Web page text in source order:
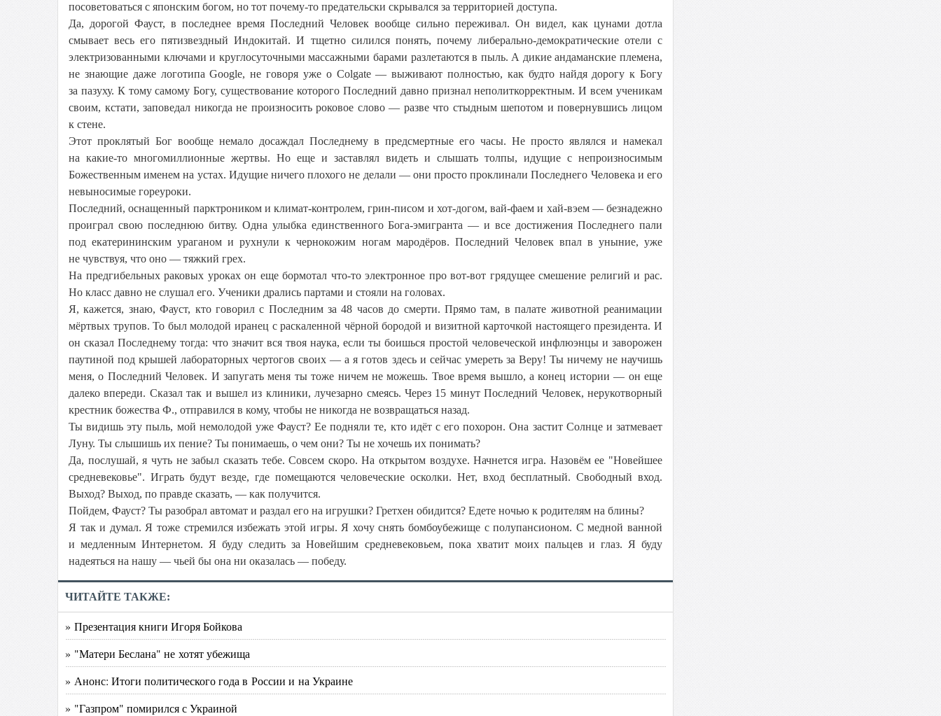
посоветоваться с японским богом, но тот почему-то предательски скрывался за территорией доступа.
Да, дорогой Фауст, в последнее время Последний Человек вообще сильно переживал. Он видел, как цунами дотла
смывает весь его пятизвездный Индокитай. И тщетно силился понять, почему либерально-демократические отели с
электризованными ключами и круглосуточными массажными барами разлетаются в пыль. А дикие андаманские племена,
не знающие даже логотипа Google, не говоря уже о Colgate — выживают полностью, как будто найдя дорогу к Богу
за пазуху. К тому самому Богу, существование которого Последний давно признал неполиткорректным. И всем ученикам
своим, кстати, заповедал никогда не произносить роковое слово — разве что стыдным шепотом и повернувшись лицом
к стене.
Этот проклятый Бог вообще немало досаждал Последнему в предсмертные его часы. Не просто являлся и намекал
на какие-то многомиллионные жертвы. Но еще и заставлял видеть и слышать толпы, идущие с непроизносимым
Божественным именем на устах. Идущие ничего плохого не делали — они просто проклинали Последнего Человека и его
невыносимые гореуроки.
Последний, оснащенный парктроником и климат-контролем, грин-писом и хот-догом, вай-фаем и хай-вэем — безнадежно
проиграл свою последнюю битву. Одна улыбка единственного Бога-эмигранта — и все достижения Последнего пали
под екатерининским ураганом и рухнули к чернокожим ногам мародёров. Последний Человек впал в уныние, уже
не чувствуя, что оно — тяжкий грех.
На предгибельных раковых уроках он еще бормотал что-то электронное про вот-вот грядущее смешение религий и рас.
Но класс давно не слушал его. Ученики дрались партами и стояли на головах.
Я, кажется, знаю, Фауст, кто говорил с Последним за 48 часов до смерти. Прямо там, в палате животной реанимации
мёртвых трупов. То был молодой иранец с раскаленной чёрной бородой и визитной карточкой настоящего президента. И
он сказал Последнему тогда: что значит вся твоя наука, если ты боишься простой человеческой инфлюэнцы и заворожен
паутиной под крышей лабораторных чертогов своих — а я готов здесь и сейчас умереть за Веру! Ты ничему не научишь
меня, о Последний Человек. И запугать меня ты тоже ничем не можешь. Твое время вышло, а конец истории — он еще
далеко впереди. Сказал так и вышел из клиники, лучезарно смеясь. Через 15 минут Последний Человек, нерукотворный
крестник божества Ф., отправился в кому, чтобы не никогда не возвращаться назад.
Ты видишь эту пыль, мой немолодой уже Фауст? Ее подняли те, кто идёт с его похорон. Она застит Солнце и затмевает
Луну. Ты слышишь их пение? Ты понимаешь, о чем они? Ты не хочешь их понимать?
Да, послушай, я чуть не забыл сказать тебе. Совсем скоро. На открытом воздухе. Начнется игра. Назовём ее "Новейшее
средневековье". Играть будут везде, где помещаются человеческие осколки. Нет, вход бесплатный. Свободный вход.
Выход? Выход, по правде сказать, — как получится.
Пойдем, Фауст? Ты разобрал автомат и раздал его на игрушки? Гретхен обидится? Едете ночью к родителям на блины?
Я так и думал. Я тоже стремился избежать этой игры. Я хочу снять бомбоубежище с полупансионом. С медной ванной
и медленным Интернетом. Я буду следить за Новейшим средневековьем, пока хватит моих пальцев и глаз. Я буду
надеяться на нашу — чьей бы она ни оказалась — победу.
ЧИТАЙТЕ ТАКЖЕ:
» Презентация книги Игоря Бойкова
» "Матери Беслана" не хотят убежища
» Анонс: Итоги политического года в России и на Украине
» "Газпром" помирился с Украиной